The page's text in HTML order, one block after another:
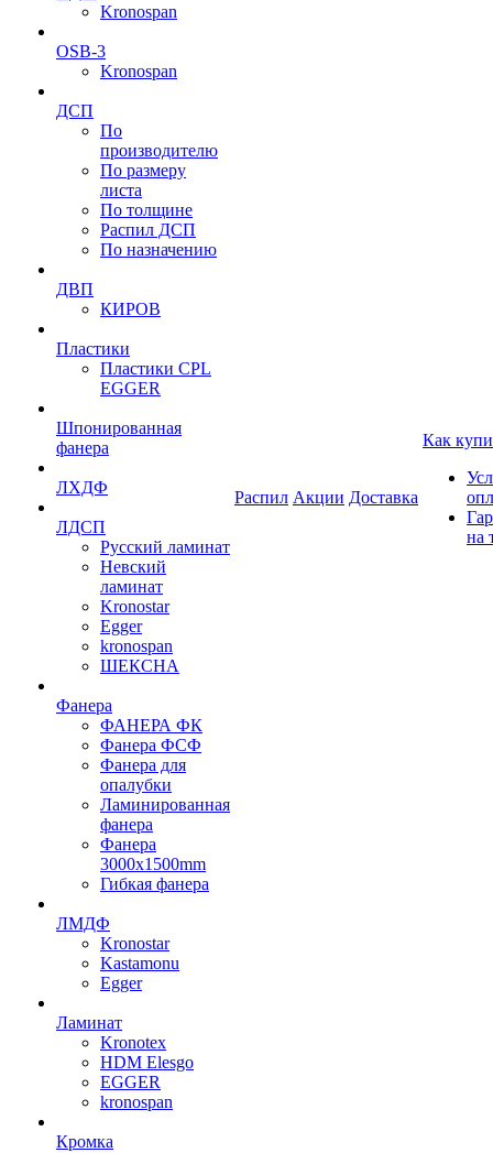
Kronospan
OSB-3
Kronospan
ДСП
По
производителю
По размеру
листа
По толщине
Распил ДСП
По назначению
ДВП
КИРОВ
Пластики
Пластики CPL
EGGER
Шпонированная
фанера
ЛХДФ
ЛДСП
Русский ламинат
Невский
ламинат
Kronostar
Egger
kronospan
ШЕКСНА
Фанера
ФАНЕРА ФК
Фанера ФСФ
Фанера для
опалубки
Ламинированная
фанера
Фанера
3000х1500mm
Гибкая фанера
ЛМДФ
Kronostar
Kastamonu
Egger
Ламинат
Kronotex
HDM Elesgo
EGGER
kronospan
Кромка
Распил Акции Доставка
Как
на